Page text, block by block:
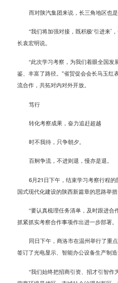
而对陕汽集团来说，长三角地区也
“我们将加强对接，既积极‘引进来’
长袁宏明说。
“此次学习考察，为我们着眼全国
鉴、丰富了路径。”省贸促会会长马玉
流合作，共拓对内对外开放。
笃行
转化考察成果，奋力追赶超越
时不我待，只争朝夕。
百舸争流，不进则退，慢亦是退。
6月21日下午，结束学习考察行程
国式现代化建设的陕西新篇章的思路举措
“要认真梳理任务清单，及时跟进
抓紧抓实考察合作事项作出进一步部署。
同日下午，商洛市在温州举行了重
签订了光电显示、智能办公设备生产制
“我们始终把招商引资、招才引智作